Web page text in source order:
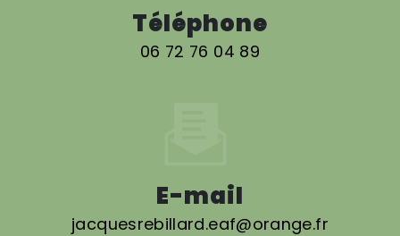
Téléphone
06 72 76 04 89
E-mail
jacquesrebillard.eaf@orange.fr